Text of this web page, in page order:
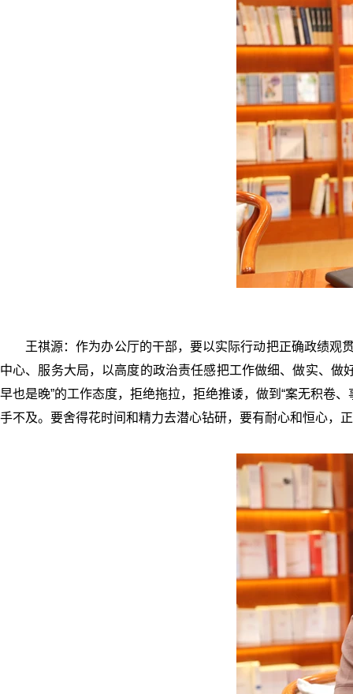
王祺源：作为办公厅的干部，要以实际行动把正确政绩观
中心、服务大局，以高度的政治责任感把工作做细、做实、
早也是晚”的工作态度，拒绝拖拉，拒绝推诿，做到“案无积卷
手不及。要舍得花时间和精力去潜心钻研，要有耐心和恒心，